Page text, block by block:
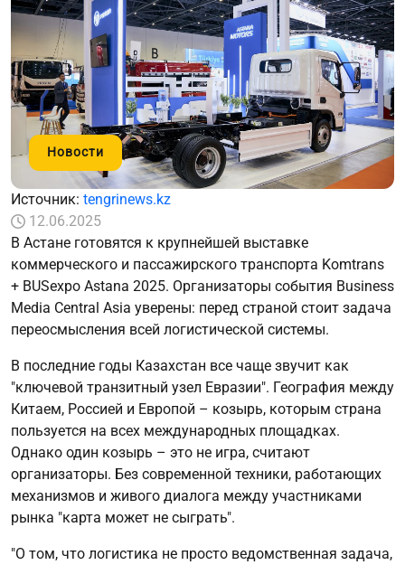
Новости
Источник: tengrinews.kz
12.06.2025
В Астане готовятся к крупнейшей выставке
коммерческого и пассажирского транспорта Komtrans
+ BUSexpo Astana 2025. Организаторы события Business
Media Central Asia уверены: перед страной стоит задача
переосмысления всей логистической системы.
В последние годы Казахстан все чаще звучит как
"ключевой транзитный узел Евразии". География между
Китаем, Россией и Европой – козырь, которым страна
пользуется на всех международных площадках.
Однако один козырь – это не игра, считают
организаторы. Без современной техники, работающих
механизмов и живого диалога между участниками
рынка "карта может не сыграть".
"О том, что логистика не просто ведомственная задача,